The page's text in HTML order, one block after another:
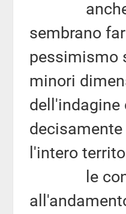
anche le
sembrano
pessimismo
minori
dell'indagine
l'intero
le